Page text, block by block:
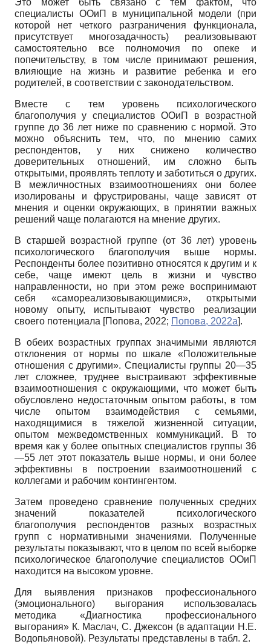
специалисты ООиП в муниципальной модели (при
которой нет четкого разграничения функционала,
присутствует многозадачность) реализовывают
самостоятельно все полномочия по опеке и
попечительству, в том числе принимают решения,
влияющие на жизнь и развитие ребенка и его
родителей, в соответствии с законодательством.
Вместе с тем уровень психологического
благополучия у специалистов ООиП в возрастной
группе до 36 лет ниже по сравнению с нормой. Это
можно объяснить тем, что, по мнению самих
респондентов, у них снижено количество
доверительных отношений, им сложно быть
открытыми, проявлять теплоту и заботиться о других.
В межличностных взаимоотношениях они более
изолированы и фрустрированы, чаще зависят от
мнения и оценки окружающих, в принятии важных
решений чаще полагаются на мнение других.
В старшей возрастной группе (от 36 лет) уровень
психологического благополучия выше нормы.
Респонденты более позитивно относятся к другим и к
себе, чаще имеют цель в жизни и чувство
направленности, но при этом реже воспринимают
себя «самореализовывающимися», открытыми
новому опыту, испытывают чувство реализации
своего потенциала [Попова, 2022; Попова, 2022а].
В обеих возрастных группах значимыми являются
отклонения от нормы по шкале «Положительные
отношения с другими». Специалисты группы 20—35
лет сложнее, труднее выстраивают эффективные
взаимоотношения с окружающими, что может быть
обусловлено недостаточным опытом работы, в том
числе опытом взаимодействия с семьями,
находящимися в тяжелой жизненной ситуации,
опытом межведомственных коммуникаций. В то
время как у более опытных специалистов группы 36
—55 лет этот показатель выше нормы, и они более
эффективны в построении взаимоотношений с
коллегами и рабочим контингентом.
Затем проведено сравнение полученных средних
значений показателей психологического
благополучия респондентов разных возрастных
групп с нормативными значениями. Полученные
результаты показывают, что в целом по всей выборке
психологическое благополучие специалистов ООиП
находится на высоком уровне.
Для выявления признаков профессионального
(эмоционального) выгорания использовалась
методика «Диагностика профессионального
выгорания» К. Маслач, С. Джексон (в адаптации Н.Е.
Водопьяновой). Результаты представлены в табл. 2.